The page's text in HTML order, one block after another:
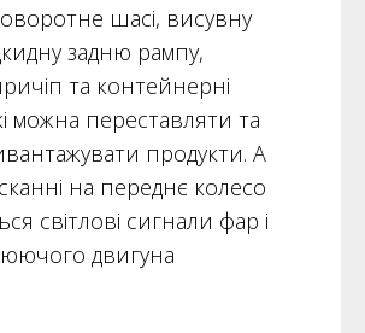
шасі, висувну
задню рампу,
та контейнерні
можна переставляти та
продукти. А
на переднє колесо
світлові сигнали фар і
двигуна